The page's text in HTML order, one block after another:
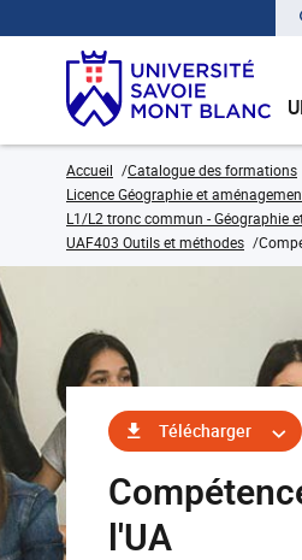
Accueil Catalogue des formations
Licence Géographie et
L1/L2 tronc commun - Géographie
UAF403 Outils et méthodes
Télécharger
l'UA